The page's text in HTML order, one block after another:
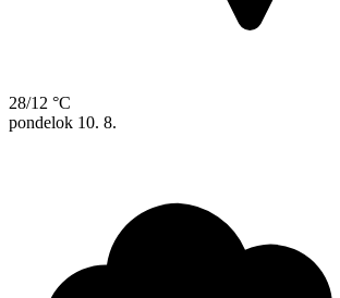
28/12 °C
pondelok 10. 8.